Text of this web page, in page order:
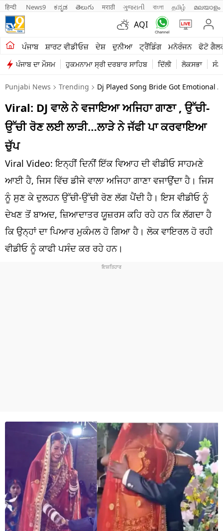
हिन्दी News9 ಕನ್ನಡ తెలుగు मराठी ગુજરાતી বাংলা தமிழ் മലയാളം
AQI
ਪੰਜਾਬ ਸ਼ਾਰਟ ਵੀਡੀਓਜ਼ ਦੇਸ਼ ਦੁਨੀਆ ਟ੍ਰੈਂਡਿੰਗ ਮਨੋਰੰਜਨ ਫੋਟੋ
ਪੰਜਾਬ ਦਾ ਮੌਸਮ ਹੁਕਮਨਾਮਾ ਸ੍ਰੀ ਦਰਬਾਰ ਸਾਹਿਬ ਦਿੱਲੀ ਲੋਕਸਭਾ
ਖੇਤੀਬਾੜੀ
ਸ਼ਾਰਟ ਵੀਡੀਓਜ਼
ਕਾਰੋਬਾਰ
ਕਰਿਅਰ
ਮਨੋਰੰਜਨ
ਦੇਸ਼
ਲਾਈਫ ਸਟਾਈਲ
ਪੰਜਾਬ
ਧਰਮ
ਖੇਡਾਂ
Punjabi News Trending Dj Played Song Bride Got Emotional
Viral: DJ ਵਾਲੇ ਨੇ ਵਜਾਇਆ ਅਜਿਹਾ ਗਾਣਾ , ਉੱਚੀ-
ਉੱਚੀ ਰੋਣ ਲਈ ਲਾੜੀ…ਲਾੜੇ ਨੇ ਜੱਫੀ ਪਾ ਕਰਵਾਇਆ
ਚੁੱਪ
Viral Video: ਇਨ੍ਹੀਂ ਦਿਨੀਂ ਇੱਕ ਵਿਆਹ ਦੀ ਵੀਡੀਓ ਸਾਹਮਣੇ
ਆਈ ਹੈ, ਜਿਸ ਵਿੱਚ ਡੀਜੇ ਵਾਲਾ ਅਜਿਹਾ ਗਾਣਾ ਵਜਾਉਂਦਾ ਹੈ। ਜਿਸ
ਨੂੰ ਸੁਣ ਕੇ ਦੁਲਹਨ ਉੱਚੀ-ਉੱਚੀ ਰੋਣ ਲੱਗ ਪੈਂਦੀ ਹੈ। ਇਸ ਵੀਡੀਓ ਨੂੰ
ਦੇਖਣ ਤੋਂ ਬਾਅਦ, ਜ਼ਿਆਦਾਤਰ ਯੂਜ਼ਰਸ ਕਹਿ ਰਹੇ ਹਨ ਕਿ ਲੱਗਦਾ ਹੈ
ਕਿ ਉਨ੍ਹਾਂ ਦਾ ਪਿਆਰ ਮੁਕੰਮਲ ਹੋ ਗਿਆ ਹੈ। ਲੋਕ ਵਾਇਰਲ ਹੋ ਰਹੀ
ਵੀਡੀਓ ਨੂੰ ਕਾਫੀ ਪਸੰਦ ਕਰ ਰਹੇ ਹਨ।